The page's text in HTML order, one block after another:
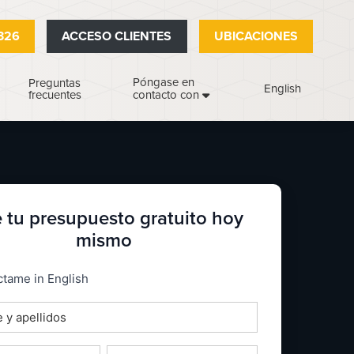
ACCESO CLIENTES UBICACIONES
Preguntas
frecuentes
Póngase en
contacto con
English
tu presupuesto gratuito hoy
mismo
in English